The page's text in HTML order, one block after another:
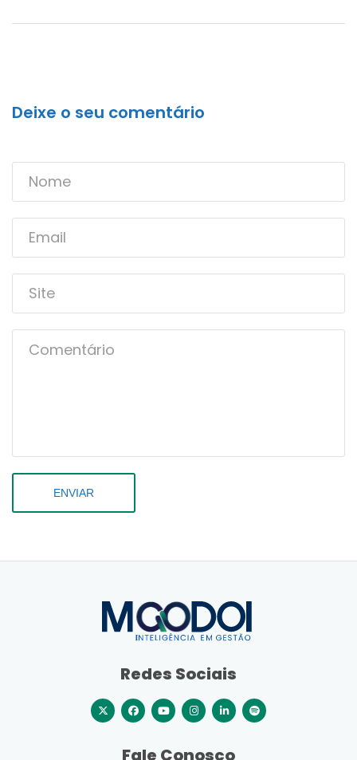
Deixe o seu comentário
ENVIAR
Redes Sociais
Fale Conosco